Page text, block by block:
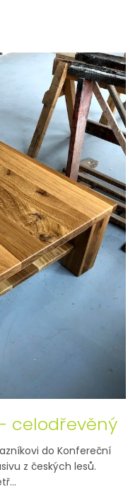
celodřevěný
do Konfereční
z českých lesů.